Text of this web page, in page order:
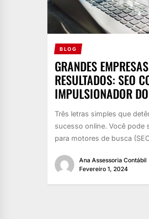
BLOG
GRANDES
RESULTADOS: SEO
IMPULSIONADOR
Três letras simples que
sucesso online. Você pode
para motores de busca
Ana Assessoria Contábil
Fevereiro 1, 2024